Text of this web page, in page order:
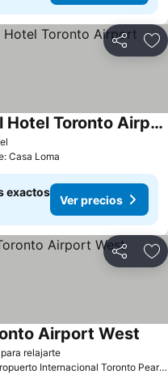
Compartir
Best Western Plus Travel Hotel Toronto Airport
Casa Loma
exactos
Ver precios
Compartir
relajarte
Airport West
a 3.9 km de: Aeropuerto Internacional Toronto Pearson